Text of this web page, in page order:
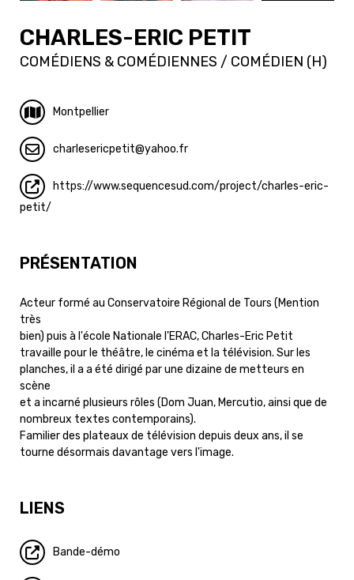
CHARLES-ERIC PETIT
COMÉDIENS & COMÉDIENNES / COMÉDIEN (H)
Montpellier
charlesericpetit yahoo.fr
https://www.sequencesud.com/project/charles-eric-
petit/
PRÉSENTATION
Acteur formé au Conservatoire Régional de Tours (Mention
très
bien) puis à l'école Nationale l'ERAC, Charles-Eric Petit
travaille pour le théâtre, le cinéma et la télévision. Sur les
planches, il a a été dirigé par une dizaine de metteurs en
scène
et a incarné plusieurs rôles (Dom Juan, Mercutio, ainsi que de
nombreux textes contemporains).
Familier des plateaux de télévision depuis deux ans, il se
tourne désormais davantage vers l'image.
LIENS
Bande-démo